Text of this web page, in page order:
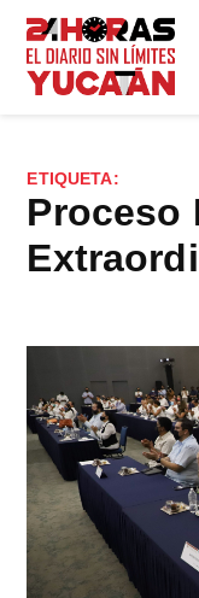
Saltar
contenido
ETIQUETA:
Proceso Electoral